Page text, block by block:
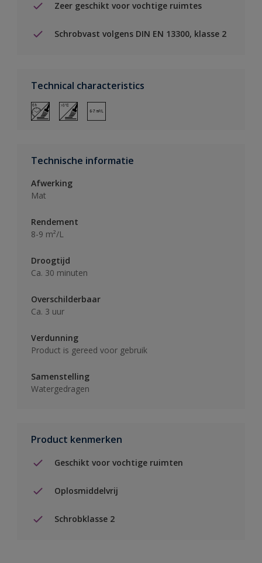
Zeer geschikt voor vochtige ruimtes
Schrobvast volgens DIN EN 13300, klasse 2
Technical characteristics
Technische informatie
Afwerking
Mat
Rendement
8-9 m²/L
Droogtijd
Ca. 30 minuten
Overschilderbaar
Ca. 3 uur
Verdunning
Product is gereed voor gebruik
Samenstelling
Watergedragen
Product kenmerken
Geschikt voor vochtige ruimten
Oplosmiddelvrij
Schrobklasse 2